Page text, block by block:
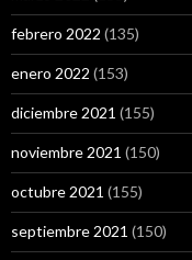
febrero 2022 (135)
enero 2022 (153)
diciembre 2021 (155)
noviembre 2021 (150)
octubre 2021 (155)
septiembre 2021 (150)